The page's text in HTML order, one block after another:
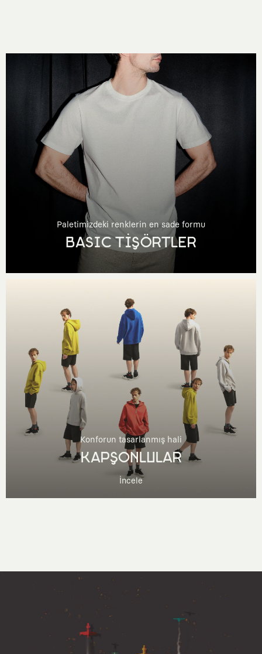
Paletimizdeki renklerin en sade formu
BASIC TİŞÖRTLER
Konforun tasarlanmış hali
KAPŞONLULAR
İncele